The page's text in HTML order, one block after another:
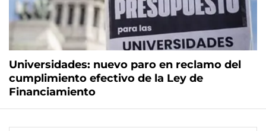
Universidades: nuevo paro en reclamo del
cumplimiento efectivo de la Ley de
Financiamiento